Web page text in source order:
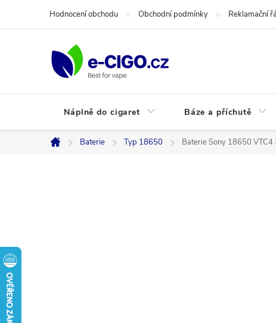
Hodnocení obchodu Obchodní podmínky Reklamační
Náplně do cigaret Báze a příchutě
Domů
Baterie Typ 18650 Baterie Sony 18650